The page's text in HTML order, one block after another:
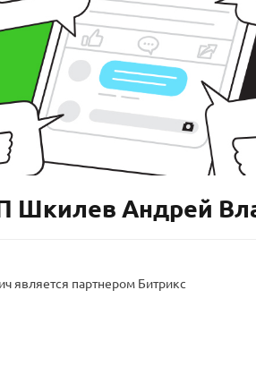
Шкилев Андрей
является партнером Битрикс